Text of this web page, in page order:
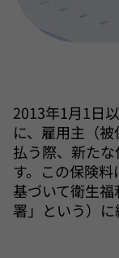
2013年1月1日
に、雇用主（
払う際、新た
す。この保険
基づいて衛生
署」という）に